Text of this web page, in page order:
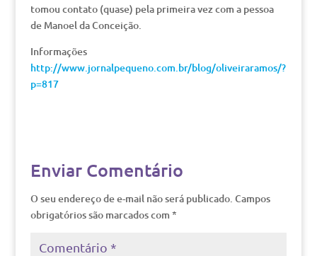
tomou contato (quase) pela primeira vez com a pessoa
de Manoel da Conceição.
Informações
http://www.jornalpequeno.com.br/blog/oliveiraramos/?
p=817
Enviar Comentário
O seu endereço de e-mail não será publicado. Campos
obrigatórios são marcados com *